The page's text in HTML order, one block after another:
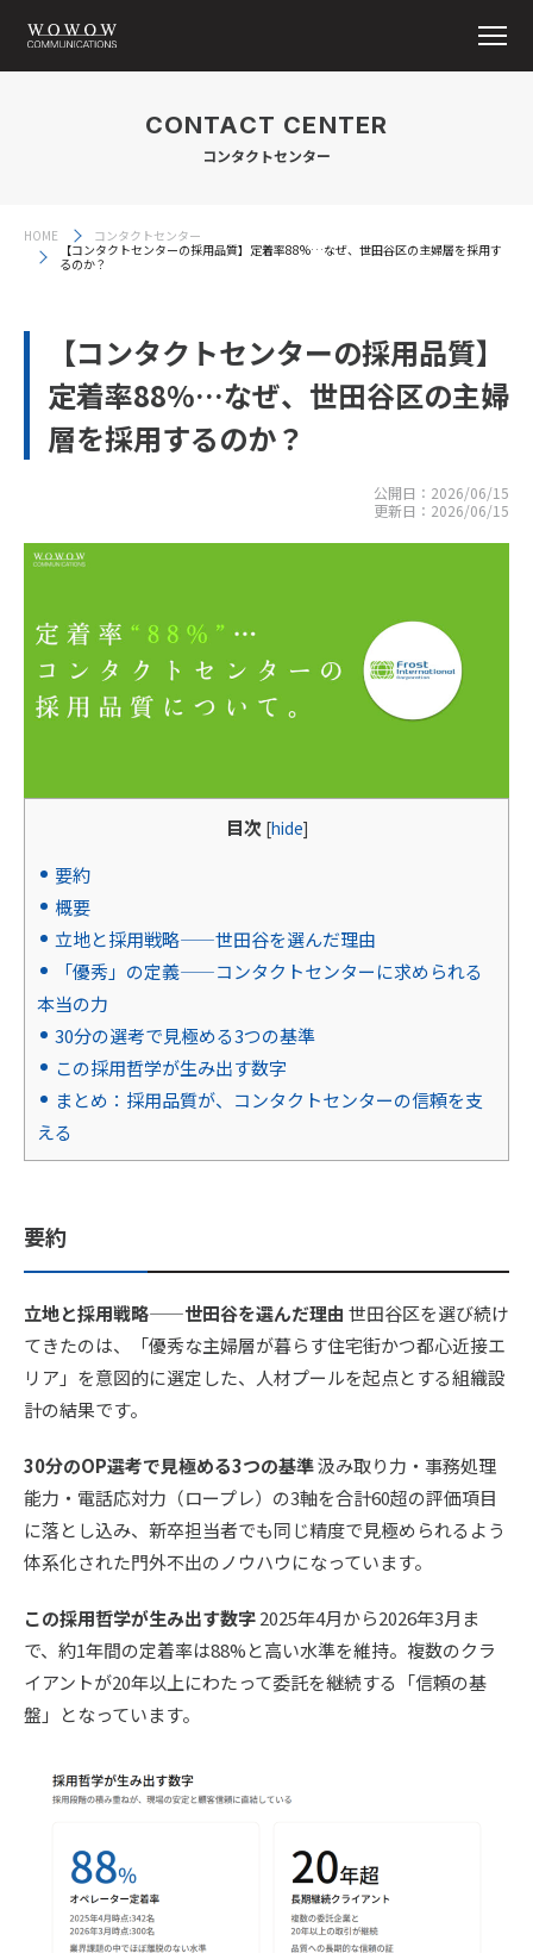
CONTACT CENTER
コンタクトセンター
HOME
コンタクトセンター
【コンタクトセンターの採用品質】定着率88%…なぜ、世田谷区の主婦層を採用す
るのか？
【コンタクトセンターの採用品質】
定着率88%…なぜ、世田谷区の主婦
層を採用するのか？
公開日： 2026/06/15
更新日： 2026/06/15
目次 [hide]
要約
概要
立地と採用戦略——世田谷を選んだ理由
「優秀」の定義——コンタクトセンターに求められる
本当の力
30分の選考で見極める3つの基準
この採用哲学が生み出す数字
まとめ：採用品質が、コンタクトセンターの信頼を支
える
要約
立地と採用戦略——世田谷を選んだ理由 世田谷区を選び続け
てきたのは、「優秀な主婦層が暮らす住宅街かつ都心近接エ
リア」を意図的に選定した、人材プールを起点とする組織設
計の結果です。
30分のOP選考で見極める3つの基準汲み取り力・事務処理
能力・電話応対力（ロープレ）の3軸を合計60超の評価項目
に落とし込み、新卒担当者でも同じ精度で見極められるよう
体系化された門外不出のノウハウになっています。
この採用哲学が生み出す数字2025年4月から2026年3月ま
で、約1年間の定着率は88%と高い水準を維持。複数のクラ
イアントが20年以上にわたって委託を継続する「信頼の基
盤」となっています。